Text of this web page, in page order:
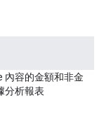
內容的金額和非金
分析報表